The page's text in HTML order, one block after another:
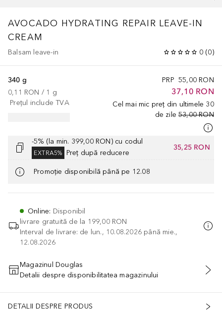
AVOCADO HYDRATING REPAIR LEAVE-IN
CREAM
Balsam leave-in 0 (0)
PRP 55,00 RON
37,10 RON
Cel mai mic preț din ultimele 30
de zile 53,00 RON
340 g
0,11 RON / 1 g
Prețul include TVA
-5% (la min. 399,00 RON) cu codul
EXTRA5% Preț după reducere
35,25 RON
Promoție disponibilă până pe 12.08
Online: Disponibil
livrare gratuită de la 199,00 RON
Interval de livrare: de lun., 10.08.2026 până mie.,
12.08.2026
ADĂUGAȚI ÎN COŞ
Magazinul Douglas
Detalii despre disponibilitatea magazinului
DETALII DESPRE PRODUS